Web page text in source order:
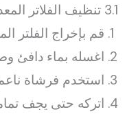
3.1 تنظيف الفلاتر المعدنية
قم بإخراج الفلتر
اغسله بماء دافئ
استخدم فرشاة
اتركه حتى يجف